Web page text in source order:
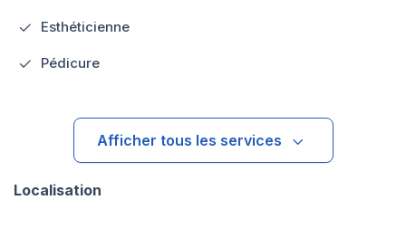
Esthéticienne
Pédicure
Afficher tous les services
Localisation